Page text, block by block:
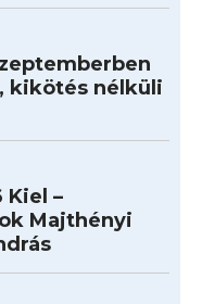
kikötés nélküli
Kiel –
Majthényi